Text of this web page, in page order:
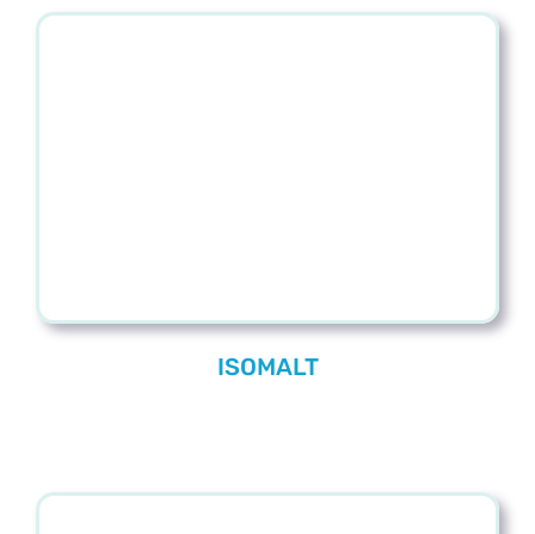
Personaliza y encarga
ISOMALT